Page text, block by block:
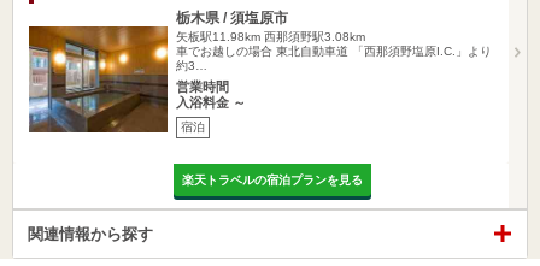
栃木県 / 須塩原市
矢板駅11.98km 西那須野駅3.08km
車でお越しの場合 東北自動車道 「西那須野塩原I.C.」より
約3…
営業時間
入浴料金 ～
宿泊
楽天トラベルの宿泊プランを見る
関連情報から探す